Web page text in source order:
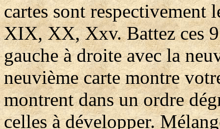
cartes sont
XIX, XX, Xxv. Battez ces 9
gauche à droite avec la
neuvième carte montre
montrent dans un ordre
celles à développer.